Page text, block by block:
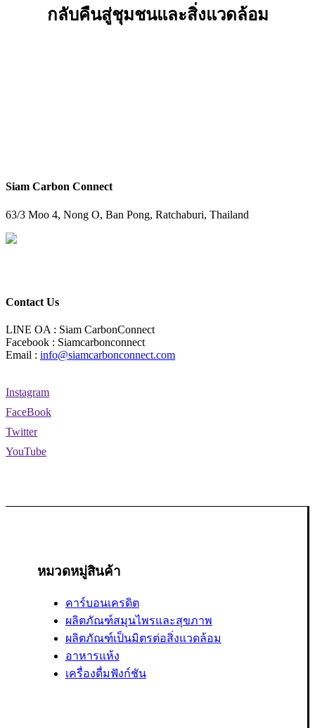
กลับคืนสู่ชุมชนและสิ่งแวดล้อม
Siam Carbon Connect
63/3 Moo 4, Nong O, Ban Pong, Ratchaburi, Thailand
Contact Us
LINE OA : Siam CarbonConnect
Facebook : Siamcarbonconnect
Email : info@siamcarbonconnect.com
Instagram
FaceBook
Twitter
YouTube
หมวดหมู่สินค้า
คาร์บอนเครดิต
ผลิตภัณฑ์สมุนไพรและสุขภาพ
ผลิตภัณฑ์เป็นมิตรต่อสิ่งแวดล้อม
อาหารแห้ง
เครื่องดื่มฟังก์ชัน